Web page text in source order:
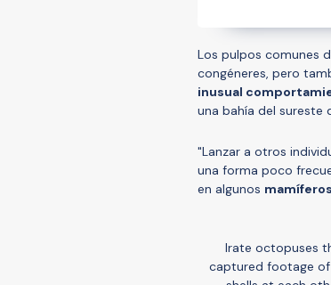
Los pulpos comunes
congéneres, pero
inusual
una bahía del sureste
"Lanzar a otros
una forma poco
en algunos
Irate octopuses
captured footage of